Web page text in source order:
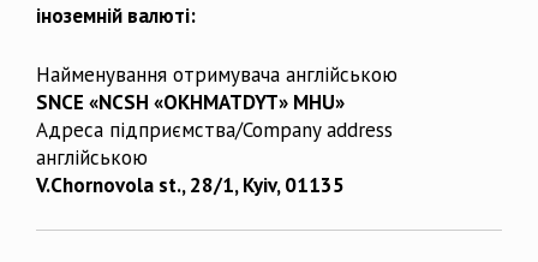
іноземній валюті:
Найменування отримувача англійською
SNCE «NCSH «OKHMATDYT» MHU»
Адреса підприємства/Company address
англійською
V.Chornovola st., 28/1, Kyiv, 01135